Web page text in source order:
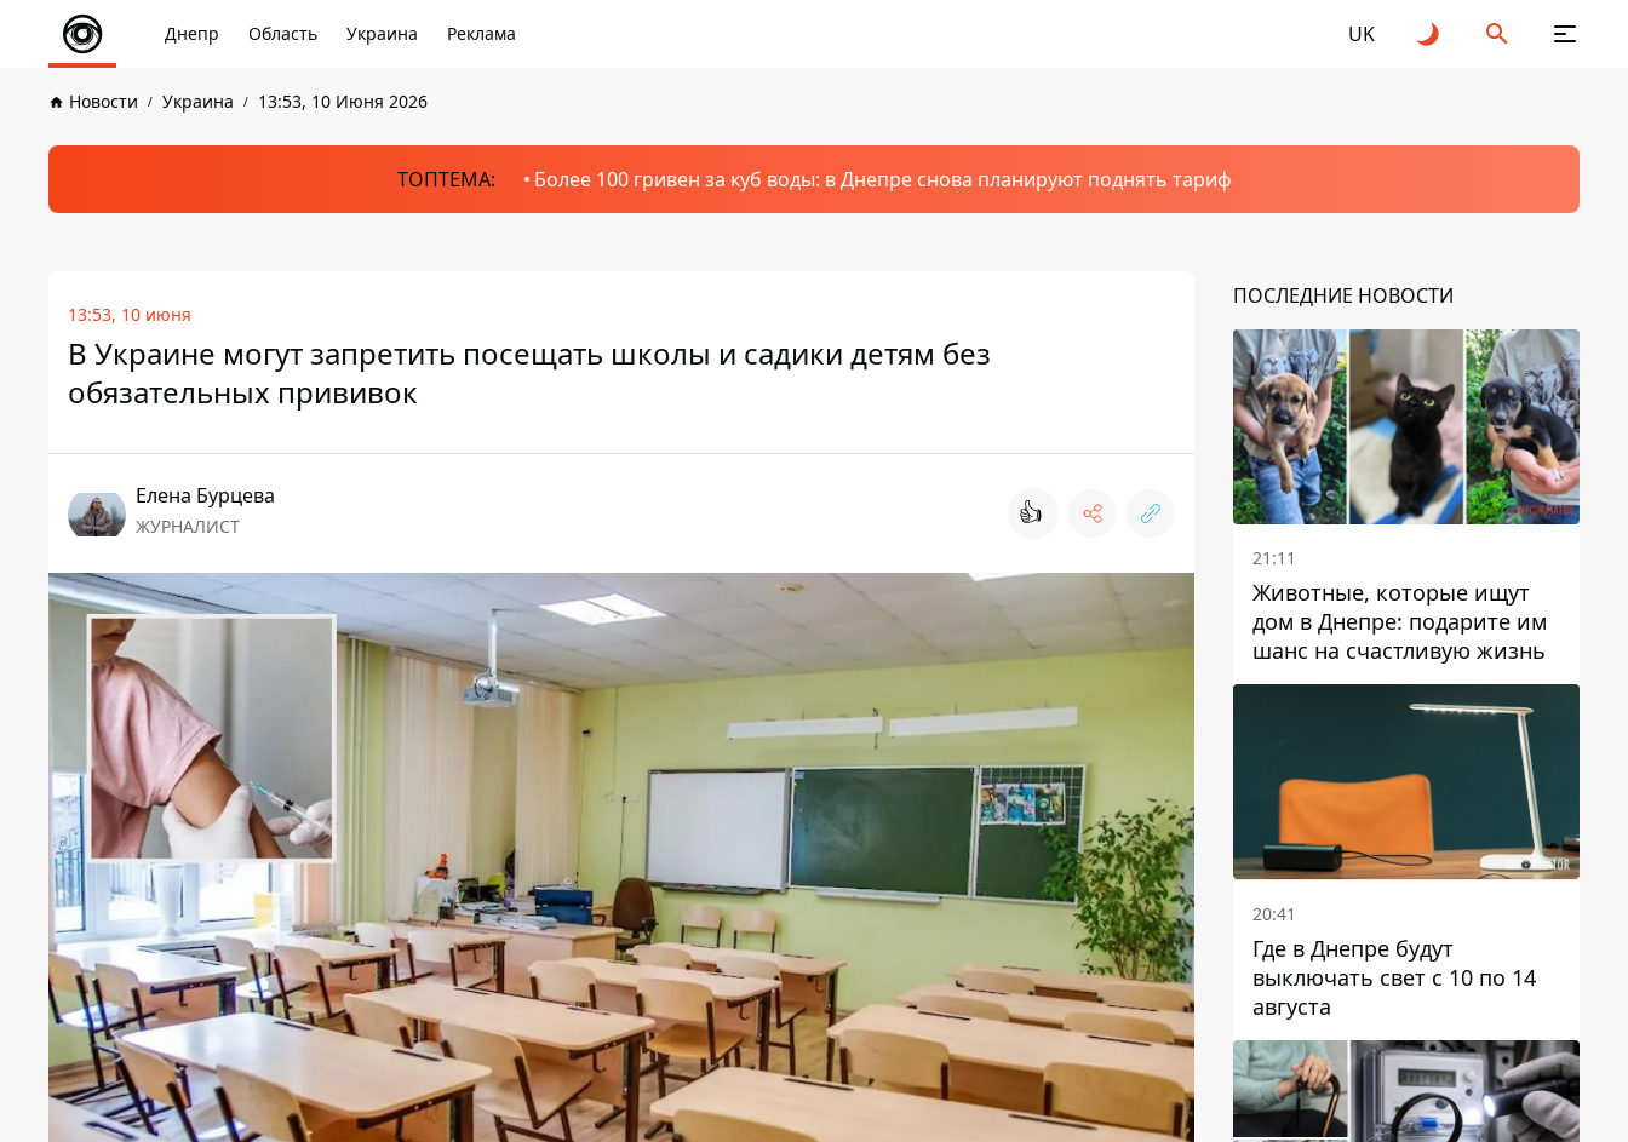
Днепр Область Украина Реклама UK
Новости Украина 13:53, 10 Июня 2026
ТОПТЕМА: Более 100 гривен за куб воды: в Днепре снова планируют поднять тариф
13:53, 10 июня
В Украине могут запретить посещать школы и садики детям без
обязательных прививок
Елена Бурцева
ЖУРНАЛИСТ 👍
ПОСЛЕДНИЕ НОВОСТИ
21:11
Животные, которые ищут
дом в Днепре: подарите им
шанс на счастливую жизнь
20:41
Где в Днепре будут
выключать свет с 10 по 14
августа